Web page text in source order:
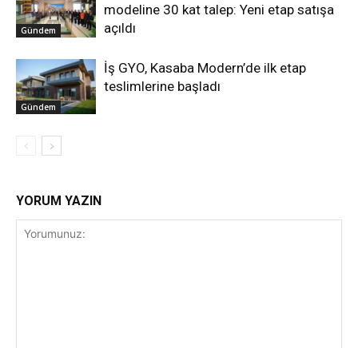
Gündem
modeline 30 kat talep: Yeni etap satışa
açıldı
Gündem
İş GYO, Kasaba Modern’de ilk etap
teslimlerine başladı
YORUM YAZIN